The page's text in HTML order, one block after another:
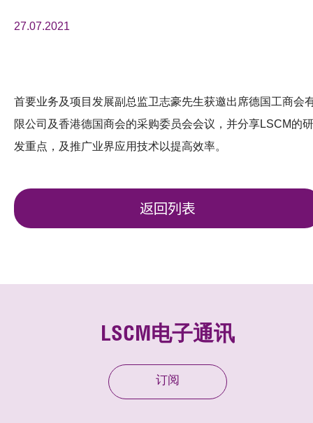
科技分享
27.07.2021
首要业务及项目发展副总监卫志豪先生获邀出席德国工商会
限公司及香港德国商会的采购委员会会议，并分享LSCM的研
发重点，及推广业界应用技术以提高效率。
返回列表
LSCM电子通讯
订阅